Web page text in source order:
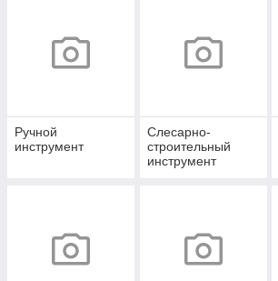
Ручной
инструмент
Слесарно-
строительный
инструмент